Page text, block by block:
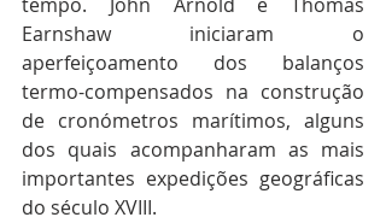
tempo. John Arnold e Thomas
Earnshaw iniciaram o
aperfeiçoamento dos balanços
termo-compensados na construção
de cronómetros marítimos, alguns
dos quais acompanharam as mais
importantes expedições geográficas
do século XVIII.